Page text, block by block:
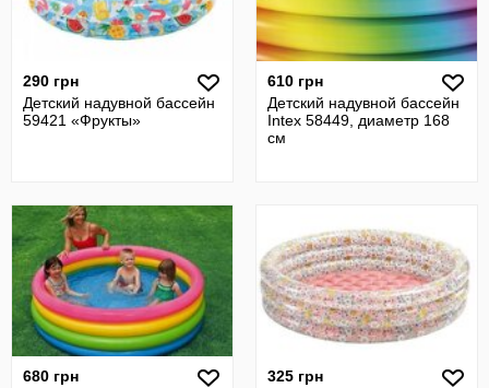
290 грн
Детский надувной бассейн
59421 «Фрукты»
610 грн
Детский надувной бассейн
Intex 58449, диаметр 168
см
680 грн
325 грн